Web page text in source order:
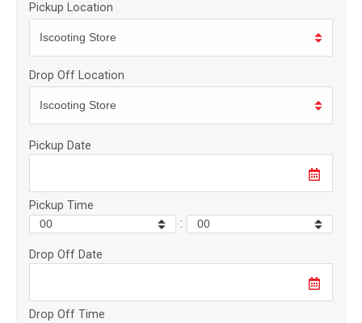
Pickup Location
Drop Off Location
Pickup Date
Pickup Time
:
Drop Off Date
Drop Off Time